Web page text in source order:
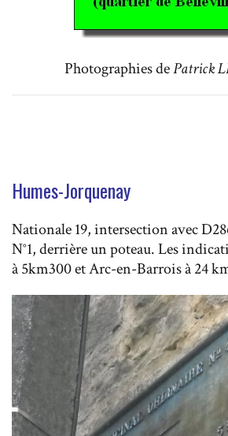
Photographies dePatrick
Humes-Jorquenay
Nationale 19, intersection avec
N°1, derrière un poteau. Les
à 5km300 et Arc-en-Barrois à 24